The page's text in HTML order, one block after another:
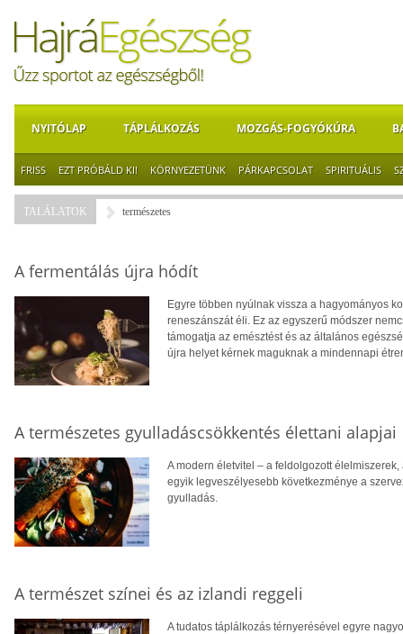
NYITÓLAP TÁPLÁLKOZÁS MOZGÁS-FOGYÓKÚRA
FRISS EZT PRÓBÁLD KI! KÖRNYEZETÜNK PÁRKAPCSOLAT SPIRITUÁLIS
TALÁLATOK természetes
A fermentálás újra hódít
Egyre többen nyúlnak vissza a hagyományos
reneszánszát éli. Ez az egyszerű módszer
támogatja az emésztést és az általános
újra helyet kérnek maguknak a mindennapi
A természetes gyulladáscsökkentés élettani alapjai
A modern életvitel – a feldolgozott
egyik legveszélyesebb következménye a
gyulladás.
A természet színei és az izlandi reggeli
A tudatos táplálkozás térnyerésével egyre